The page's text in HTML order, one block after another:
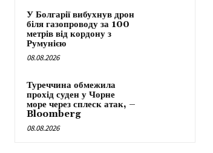
У Болгарії вибухнув дрон
біля газопроводу за 100
метрів від кордону з
Румунією
08.08.2026
Туреччина обмежила
прохід суден у Чорне
море через сплеск атак, –
Bloomberg
08.08.2026